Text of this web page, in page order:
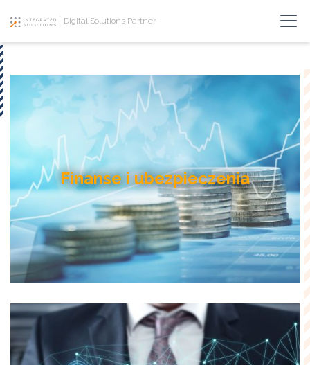
Digital Solutions Partner
Finanse i ubezpieczenia